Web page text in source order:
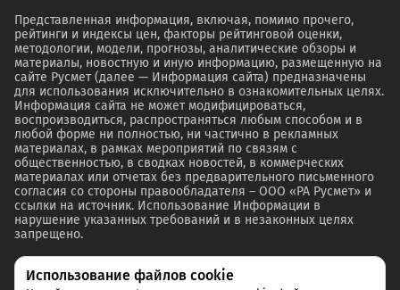
Представленная информация, включая, помимо прочего,
рейтинги и индексы цен, факторы рейтинговой оценки,
методологии, модели, прогнозы, аналитические обзоры и
материалы, новостную и иную информацию, размещенную на
сайте Русмет (далее — Информация сайта) предназначены
для использования исключительно в ознакомительных целях.
Информация сайта не может модифицироваться,
воспроизводиться, распространяться любым способом и в
любой форме ни полностью, ни частично в рекламных
материалах, в рамках мероприятий по связям с
общественностью, в сводках новостей, в коммерческих
материалах или отчетах без предварительного письменного
согласия со стороны правообладателя – ООО «РА Русмет» и
ссылки на источник. Использование Информации в
нарушение указанных требований и в незаконных целях
запрещено.
Использование файлов cookie